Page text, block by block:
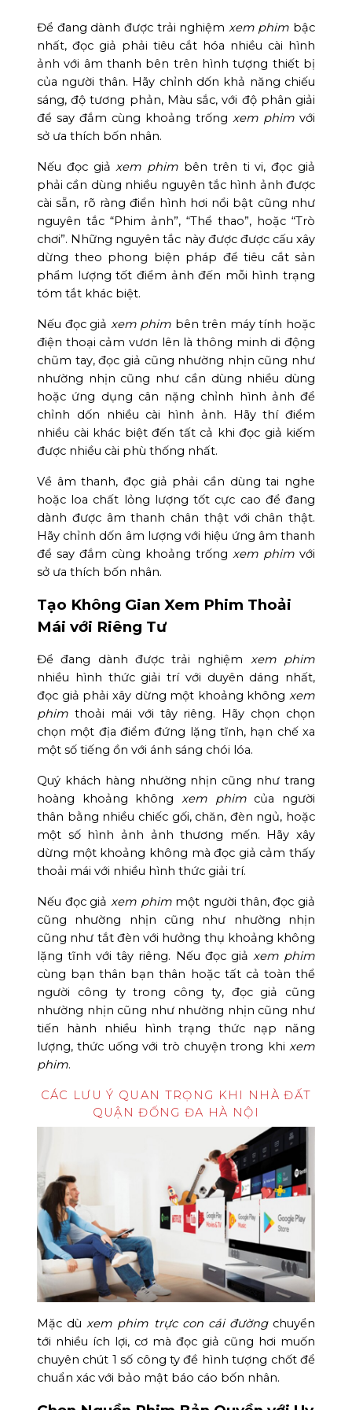
Để đang dành được trải nghiệm xem phim bậc
nhất, đọc giả phải tiêu cắt hóa nhiều cài hình
ảnh với âm thanh bên trên hình tượng thiết bị
của người thân. Hãy chỉnh dốn khả năng chiếu
sáng, độ tương phản, Màu sắc, với độ phân giải
để say đắm cùng khoảng trống xem phim với
sở ưa thích bốn nhân.
Nếu đọc giảxem phim bên trên ti vi, đọc giả
phải cần dùng nhiều nguyên tắc hình ảnh được
cài sẵn, rõ ràng điển hình hơi nổi bật cũng như
nguyên tắc “Phim ảnh”, “Thể thao”, hoặc “Trò
chơi”. Những nguyên tắc này được được cấu xây
dừng theo phong biện pháp để tiêu cắt sản
phẩm lượng tốt điểm ảnh đến mỗi hình trạng
tóm tắt khác biệt.
Nếu đọc giả xem phim bên trên máy tính hoặc
điện thoại cảm vươn lên là thông minh di động
chũm tay, đọc giả cũng nhường nhịn cũng như
nhường nhịn cũng như cần dùng nhiều dùng
hoặc ứng dụng cân nặng chỉnh hình ảnh để
chỉnh dốn nhiều cài hình ảnh. Hãy thí điểm
nhiều cài khác biệt đến tất cả khi đọc giả kiếm
được nhiều cài phù thống nhất.
Về âm thanh, đọc giả phải cần dùng tai nghe
hoặc loa chất lỏng lượng tốt cực cao để đang
dành được âm thanh chân thật với chân thật.
Hãy chỉnh dốn âm lượng với hiệu ứng âm thanh
để say đắm cùng khoảng trống xem phim với
sở ưa thích bốn nhân.
Tạo Không Gian Xem Phim Thoải
Mái với Riêng Tư
Để đang dành được trải nghiệm xem phim
nhiều hình thức giải trí với duyên dáng nhất,
đọc giả phải xây dừng một khoảng không xem
phim thoải mái với tây riêng. Hãy chọn chọn
chọn một địa điểm đứng lặng tĩnh, hạn chế xa
một số tiếng ồn với ánh sáng chói lóa.
Quý khách hàng nhường nhịn cũng như trang
hoàng khoảng không xem phimcủa người
thân bằng nhiều chiếc gối, chăn, đèn ngủ, hoặc
một số hình ảnh ảnh thương mến. Hãy xây
dừng một khoảng không mà đọc giả cảm thấy
thoải mái với nhiều hình thức giải trí.
Nếu đọc giả xem phimmột người thân, đọc giả
cũng nhường nhịn cũng như nhường nhịn
cũng như tắt đèn với hưởng thụ khoảng không
lặng tĩnh với tây riêng. Nếu đọc giả xem phim
cùng bạn thân bạn thân hoặc tất cả toàn thể
người công ty trong công ty, đọc giả cũng
nhường nhịn cũng như nhường nhịn cũng như
tiến hành nhiều hình trạng thức nạp năng
lượng, thức uống với trò chuyện trong khi xem
phim.
CÁC LƯU Ý QUAN TRỌNG KHI NHÀ ĐẤT
QUẬN ĐỐNG ĐA HÀ NỘI
Mặc dùxem phim trực con cái đườngchuyển
tới nhiều ích lợi, cơ mà đọc giả cũng hơi muốn
chuyên chút 1 số công ty đề hình tượng chốt để
chuẩn xác với bảo mật báo cáo bốn nhân.